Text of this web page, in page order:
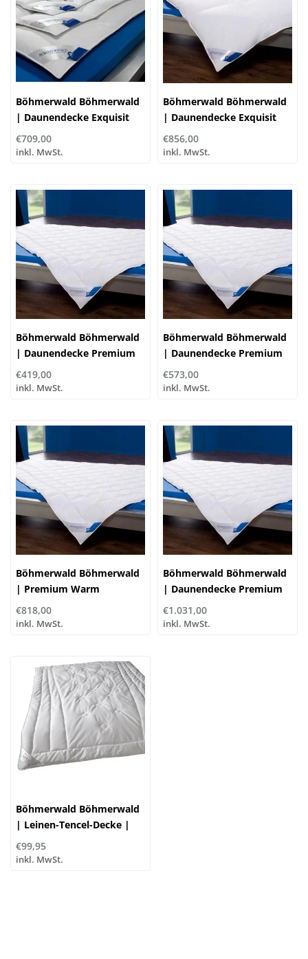
Böhmerwald Böhmerwald
| Daunendecke Exquisit
Warm | 100% Daune
€709,00
inkl. MwSt.
Böhmerwald Böhmerwald
| Daunendecke Exquisit
Extra Warm | 100%
Daunen
€856,00
inkl. MwSt.
Böhmerwald Böhmerwald
| Daunendecke Premium
Leicht | 100% Daunen
€419,00
inkl. MwSt.
Böhmerwald Böhmerwald
| Daunendecke Premium
Normal | 100% Daunen
€573,00
inkl. MwSt.
Böhmerwald Böhmerwald
| Premium Warm
Daunendecke | 100%
Daunen
€818,00
inkl. MwSt.
Böhmerwald Böhmerwald
| Daunendecke Premium
ExtraWarm, | 100%
Daunen
€1.031,00
inkl. MwSt.
Böhmerwald Böhmerwald
| Leinen-Tencel-Decke |
Sommerleicht, vier
Größen!
€99,95
inkl. MwSt.